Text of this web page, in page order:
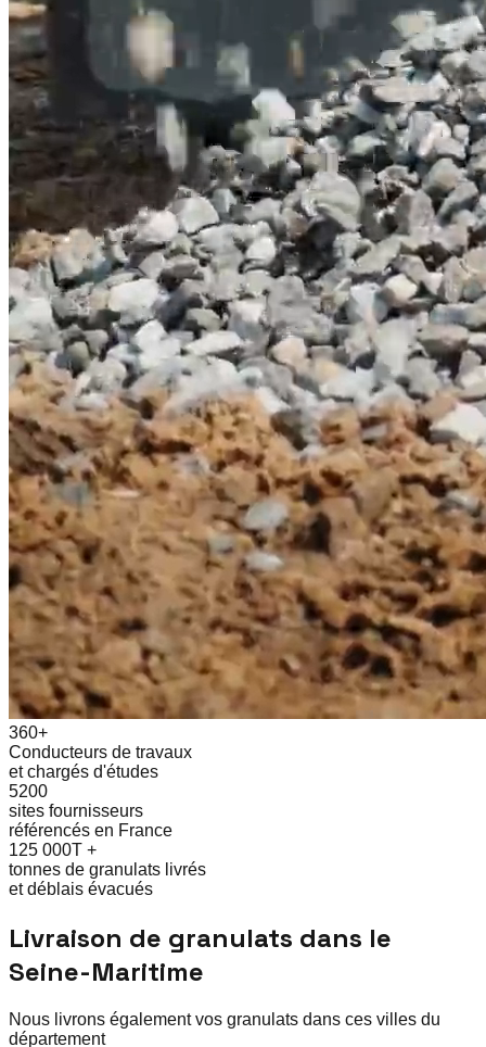
360+
Conducteurs de travaux
et chargés d'études
5200
sites fournisseurs
référencés en France
125 000T +
tonnes de granulats livrés
et déblais évacués
Livraison de granulats dans le
Seine-Maritime
Nous livrons également vos granulats dans ces villes du
département